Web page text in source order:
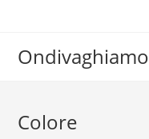
contenuto
Ondivaghiamo
Colore